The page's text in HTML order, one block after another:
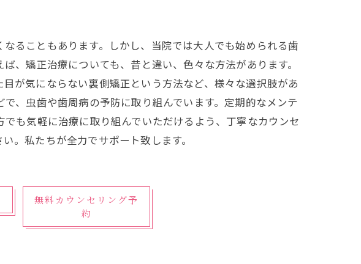
ることもあります。しかし、当院では大人でも始められる歯
、矯正治療についても、昔と違い、色々な方法があります。
が気にならない裏側矯正という方法など、様々な選択肢があ
、虫歯や歯周病の予防に取り組んでいます。定期的なメンテ
も気軽に治療に取り組んでいただけるよう、丁寧なカウンセ
。私たちが全力でサポート致します。
無料カウンセリング予
約